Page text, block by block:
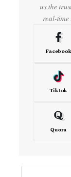
us the
real-time
Facebook
Tiktok
Quora